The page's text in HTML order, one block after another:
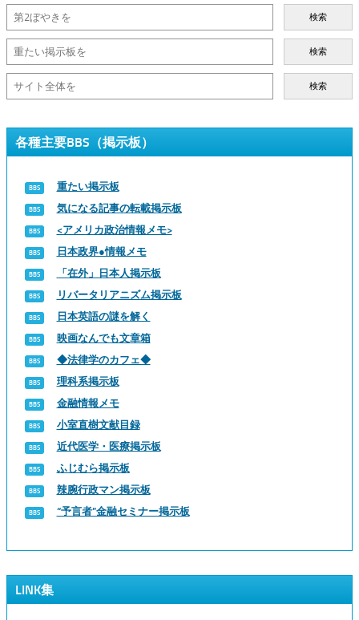
検索
検索
検索
各種主要BBS（掲示板）
重たい掲示板
気になる記事の転載掲示板
<アメリカ政治情報メモ>
日本政界●情報メモ
「在外」日本人掲示板
リバータリアニズム掲示板
日本英語の謎を解く
映画なんでも文章箱
◆法律学のカフェ◆
理科系掲示板
金融情報メモ
小室直樹文献目録
近代医学・医療掲示板
ふじむら掲示板
辣腕行政マン掲示板
“予言者”金融セミナー掲示板
LINK集